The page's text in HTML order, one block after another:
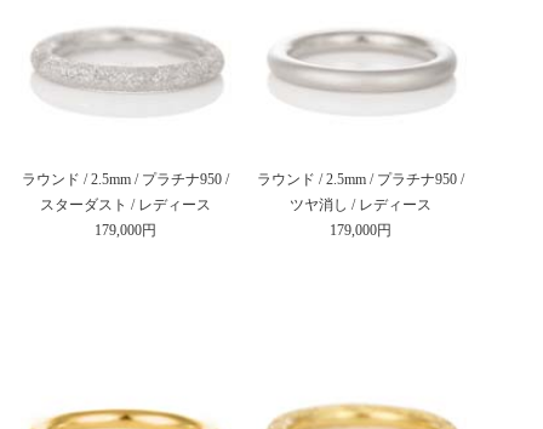
ラウンド / 2.5mm / プラチナ950 /
スターダスト / レディース
179,000円
ラウンド / 2.5mm / プラチナ950 /
ツヤ消し / レディース
179,000円